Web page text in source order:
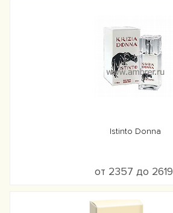
Istinto Donna
от 2357 до 2619